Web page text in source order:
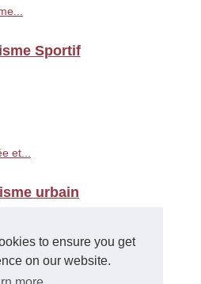
to ensure you get
on our website.
Sportif
et...
urbain